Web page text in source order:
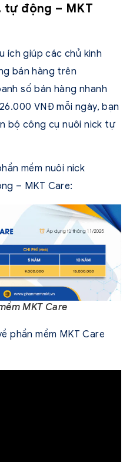
động – MKT
ích giúp các chủ kinh
bán hàng trên
số bán hàng nhanh
VNĐ mỗi ngày, bạn
bộ công cụ nuôi nick tự
mềm nuôi nick
– MKT Care:
MKT Care
phần mềm MKT Care